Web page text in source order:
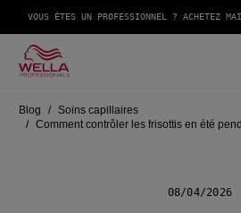
VOUS ÊTES UN PROFESSIONNEL ? ACHETEZ
Blog
Soins capillaires
Comment contrôler les frisottis en été
08/04/2026